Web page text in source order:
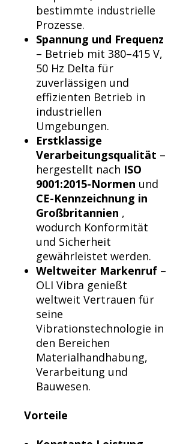
bestimmte industrielle
Prozesse.
Spannung und Frequenz
– Betrieb mit 380–415 V,
50 Hz Delta für
zuverlässigen und
effizienten Betrieb in
industriellen
Umgebungen.
Erstklassige
Verarbeitungsqualität –
hergestellt nach ISO
9001:2015-Normen und
CE-Kennzeichnung in
Großbritannien ,
wodurch Konformität
und Sicherheit
gewährleistet werden.
Weltweiter Markenruf –
OLI Vibra genießt
weltweit Vertrauen für
seine
Vibrationstechnologie in
den Bereichen
Materialhandhabung,
Verarbeitung und
Bauwesen.
Vorteile